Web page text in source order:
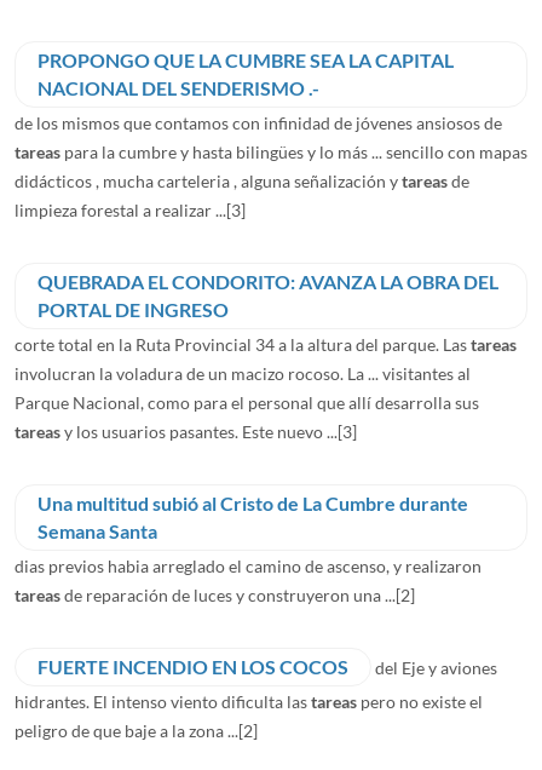
PROPONGO QUE LA CUMBRE SEA LA CAPITAL
NACIONAL DEL SENDERISMO .-
de los mismos que contamos con infinidad de jóvenes ansiosos de
tareas para la cumbre y hasta bilingües y lo más ... sencillo con mapas
didácticos , mucha carteleria , alguna señalización ytareasde
limpieza forestal a realizar ...[3]
QUEBRADA EL CONDORITO: AVANZA LA OBRA DEL
PORTAL DE INGRESO
corte total en la Ruta Provincial 34 a la altura del parque. Lastareas
involucran la voladura de un macizo rocoso. La ... visitantes al
Parque Nacional, como para el personal que allí desarrolla sus
tareasy los usuarios pasantes. Este nuevo ...[3]
Una multitud subió al Cristo de La Cumbre durante
Semana Santa
dias previos habia arreglado el camino de ascenso, y realizaron
tareasde reparación de luces y construyeron una ...[2]
FUERTE INCENDIO EN LOS COCOS
del Eje y aviones
hidrantes. El intenso viento dificulta lastareas pero no existe el
peligro de que baje a la zona ...[2]